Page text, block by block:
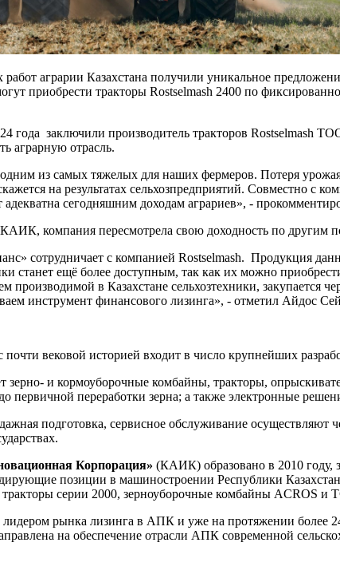
аграрии Казахстана получили уникальное
приобрести тракторы Rostselmash 2400 по
года заключили производитель тракторов Rostselmash
аграрную отрасль.
из самых тяжелых для наших фермеров. Потеря
на результатах сельхозпредприятий. Совместно
адекватна сегодняшним доходам аграриев», -
компания пересмотрела свою доходность по другим
сотрудничает с компанией Rostselmash. Продукция
станет ещё более доступным, так как их можно
в Казахстане сельхозтехники, закупается
инструмент финансового лизинга», - отметил Айдос
почти вековой историей входит в число крупнейших
зерно- и кормоуборочные комбайны, тракторы,
первичной переработки зерна; а также электронные
подготовка, сервисное обслуживание
Корпорация» (КАИК) образовано в 2010 году,
позиции в машиностроении Республики
серии 2000, зерноуборочные комбайны АCROS и
лидером рынка лизинга в АПК и уже на протяжении более
на обеспечение отрасли АПК современной